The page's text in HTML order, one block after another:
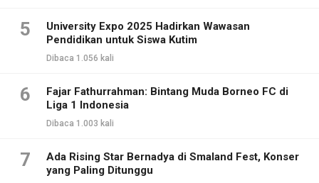
5
University Expo 2025 Hadirkan Wawasan
Pendidikan untuk Siswa Kutim
Dibaca 1.056 kali
6
Fajar Fathurrahman: Bintang Muda Borneo FC di
Liga 1 Indonesia
Dibaca 1.003 kali
7
Ada Rising Star Bernadya di Smaland Fest, Konser
yang Paling Ditunggu